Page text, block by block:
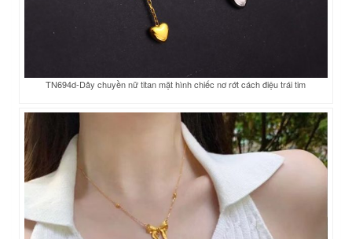
TN694d-Dây chuyền nữ titan mặt hình chiếc nơ rớt cách điệu trái tim